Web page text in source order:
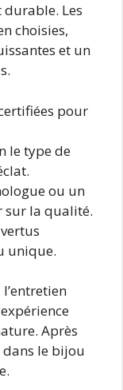
durable. Les
choisies,
et un
pour
le type de
ou un
sur la qualité.
unique.
Après
le bijou